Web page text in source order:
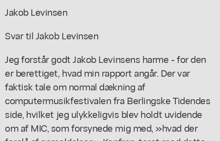
Jakob Levinsen
Svar til Jakob Levinsen
Jeg forstår godt Jakob Levinsens harme - for den
er berettiget, hvad min rapport angår. Der var
faktisk tale om normal dækning af
computermusikfestivalen fra Berlingske Tidendes
side, hvilket jeg ulykkeligvis blev holdt uvidende
om af MIC, som forsynede mig med, »hvad der